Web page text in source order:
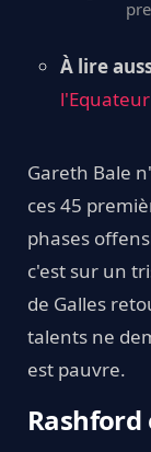
À lire
Gareth Bale
ces 45
phases
c'est sur un
de Galles
talents ne
est pauvre.
Rashford